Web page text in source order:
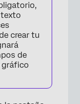
texto
crear tu
de
gráfico